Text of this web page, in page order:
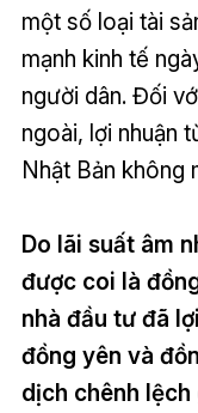
một số loại tài
mạnh kinh tế
người dân. Đối
ngoài, lợi nhuận
Nhật Bản không
Do lãi suất âm
được coi là
nhà đầu tư đã
đồng yên và
dịch chênh